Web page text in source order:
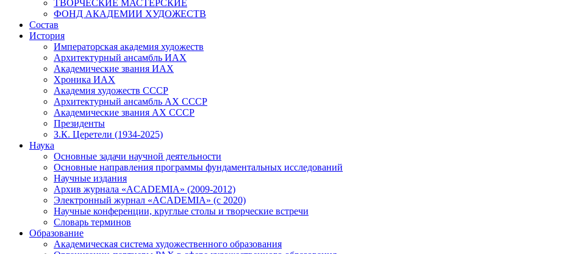
ТВОРЧЕСКИЕ МАСТЕРСКИЕ
ФОНД АКАДЕМИИ ХУДОЖЕСТВ
Состав
История
Императорская академия художеств
Архитектурный ансамбль ИАХ
Академические звания ИАХ
Хроника ИАХ
Академия художеств СССР
Архитектурный ансамбль АХ СССР
Академические звания АХ СССР
Президенты
З.К. Церетели (1934-2025)
Наука
Основные задачи научной деятельности
Основные направления программы фундаментальных исследований
Научные издания
Архив журнала «ACADEMIA» (2009-2012)
Электронный журнал «ACADEMIA» (с 2020)
Научные конференции, круглые столы и творческие встречи
Словарь терминов
Образование
Академическая система художественного образования